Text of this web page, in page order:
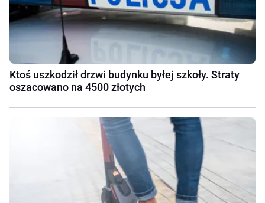
Ktoś uszkodził drzwi budynku byłej szkoły. Straty
oszacowano na 4500 złotych